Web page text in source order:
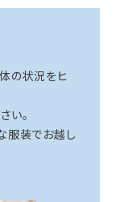
の状況をヒ
い。
服装でお越し